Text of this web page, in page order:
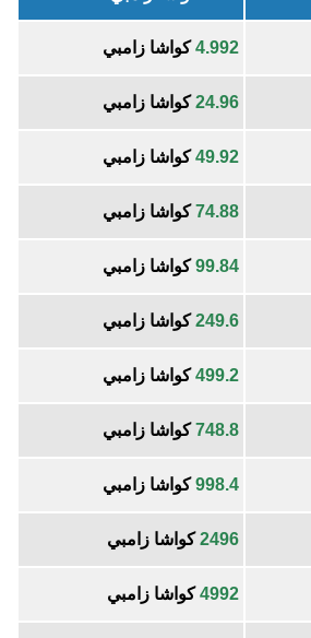
4.992كواشا زامبي
24.96كواشا زامبي
49.92كواشا زامبي
74.88كواشا زامبي
99.84كواشا زامبي
249.6كواشا زامبي
499.2كواشا زامبي
748.8كواشا زامبي
998.4كواشا زامبي
2496كواشا زامبي
4992كواشا زامبي